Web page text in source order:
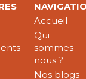
Accueil
Qui
sommes-
nous ?
Nos blogs